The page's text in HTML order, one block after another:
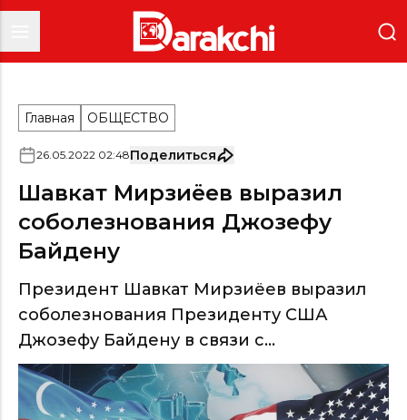
Главная ОБЩЕСТВО
26.05.2022 02:48Поделиться
Шавкат Мирзиёев выразил
соболезнования Джозефу
Байдену
Президент Шавкат Мирзиёев выразил
соболезнования Президенту США
Джозефу Байдену в связи с...